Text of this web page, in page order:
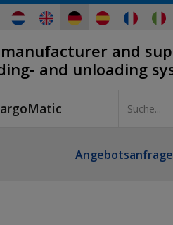
and
and unloading